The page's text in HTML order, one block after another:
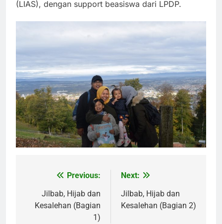
(LIAS), dengan support beasiswa dari LPDP.
navigation
Previous:
Jilbab, Hijab dan
Kesalehan (Bagian
1)
Next:
Jilbab, Hijab dan
Kesalehan (Bagian 2)